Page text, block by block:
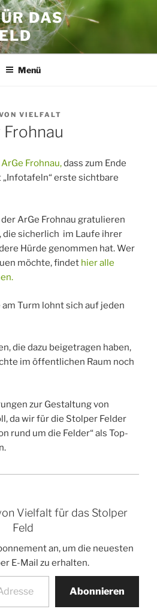
DAS
Menü
VIELFALT
ArGe Frohnau,dass zum Ende
„Infotafeln“ erste sichtbare
ArGe Frohnau gratulieren
die sicherlich im Laufe ihrer
Hürde genommen hat. Wer
möchte, findet hier alle
Turm lohnt sich auf jeden
die dazu beigetragen haben,
im öffentlichen Raum noch
zur Gestaltung von
da wir für die Stolper Felder
rund um die Felder“ als Top-
Vielfalt für das Stolper
Feld
an, um die neuesten
E-Mail zu erhalten.
Abonnieren